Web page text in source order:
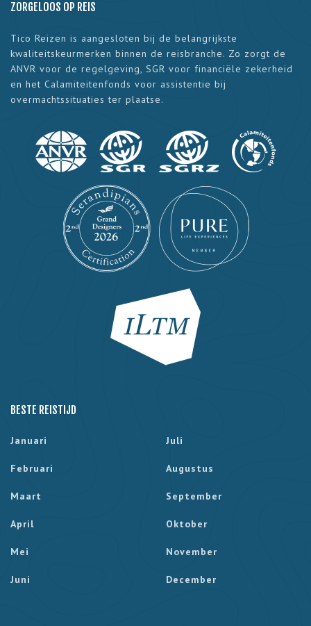
ZORGELOOS OP REIS
Tico Reizen is aangesloten bij de belangrijkste
kwaliteitskeurmerken binnen de reisbranche. Zo zorgt de
ANVR voor de regelgeving, SGR voor financiële zekerheid
en het Calamiteitenfonds voor assistentie bij
overmachtssituaties ter plaatse.
BESTE REISTIJD
Januari
Februari
Maart
April
Mei
Juni
Juli
Augustus
September
Oktober
November
December